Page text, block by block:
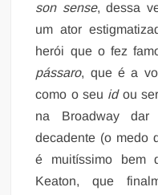
son sense, dessa
um ator
herói que o fez
pássaro, que é a
como o seu id ou
na Broadway
decadente (o medo
é muitíssimo bem
Keaton, que